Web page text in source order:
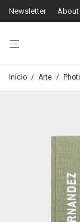
Newsletter About
Início / Arte /